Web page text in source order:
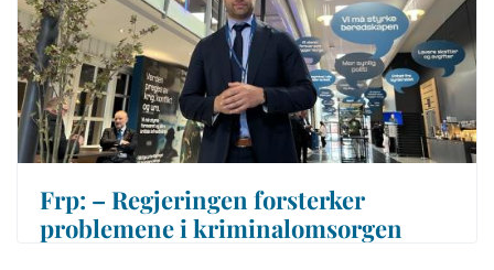
Frp: – Regjeringen forsterker
problemene i kriminalomsorgen